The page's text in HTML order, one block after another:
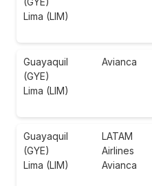
Lima (LIM)
Guayaquil
(GYE)
Lima (LIM)
Avianca
Guayaquil
(GYE)
Lima (LIM)
LATAM
Airlines
Avianca